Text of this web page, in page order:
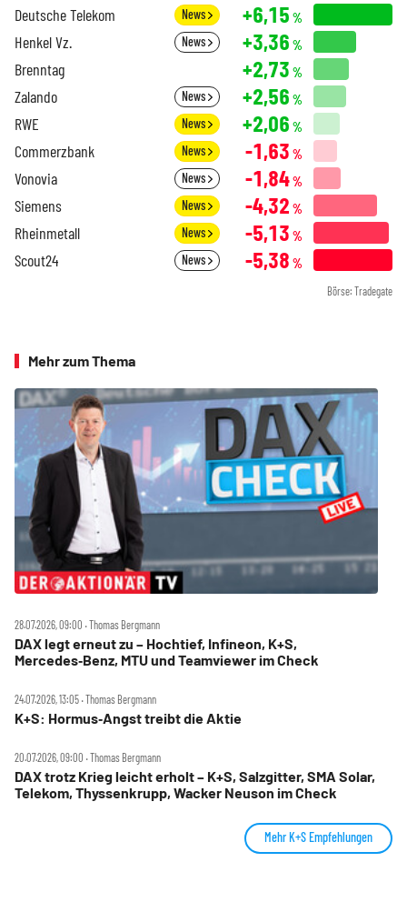
Deutsche Telekom News +6,15 %
Henkel Vz. News +3,36 %
Brenntag +2,73 %
Zalando News +2,56 %
RWE News +2,06 %
Commerzbank News -1,63 %
Vonovia News -1,84%
Siemens News -4,32 %
Rheinmetall News -5,13 %
Scout24 News -5,38 %
Börse: Tradegate
Mehr zum Thema
28.07.2026, 09:00 ‧ Thomas Bergmann
DAX legt erneut zu – Hochtief, Infineon, K+S,
Mercedes‑Benz, MTU und Teamviewer im Check
24.07.2026, 13:05 ‧ Thomas Bergmann
K+S: Hormus‑Angst treibt die Aktie
20.07.2026, 09:00 ‧ Thomas Bergmann
DAX trotz Krieg leicht erholt – K+S, Salzgitter, SMA Solar,
Telekom, Thyssenkrupp, Wacker Neuson im Check
Mehr K+S Empfehlungen